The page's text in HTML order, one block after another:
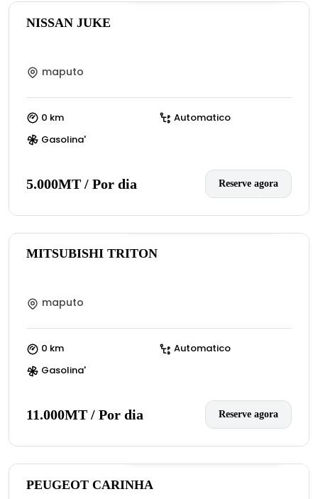
NISSAN JUKE
maputo
0 km
Automatico
Gasolina'
5.000MT / Por dia Reserve agora
MITSUBISHI TRITON
maputo
0 km
Automatico
Gasolina'
11.000MT / Por dia Reserve agora
PEUGEOT CARINHA